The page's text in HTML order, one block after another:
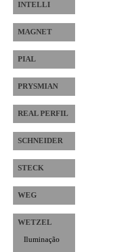
INTELLI
MAGNET
PIAL
PRYSMIAN
REAL PERFIL
SCHNEIDER
STECK
WEG
WETZEL
Iluminação